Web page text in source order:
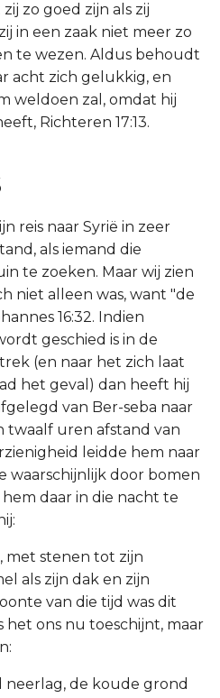
zo goed zijn als zij
in een zaak niet meer zo
te wezen. Aldus behoudt
acht zich gelukkig, en
weldoen zal, omdat hij
Richteren 17:13.
reis naar Syrië in zeer
als iemand die
te zoeken. Maar wij zien
niet alleen was, want "de
16:32. Indien
geschied is in de
(en naar het zich laat
het geval) dan heeft hij
van Ber-seba naar
twaalf uren afstand van
leidde hem naar
waarschijnlijk door bomen
daar in die nacht te
met stenen tot zijn
als zijn dak en zijn
van die tijd was dit
het ons nu toeschijnt, maar
neerlag, de koude grond